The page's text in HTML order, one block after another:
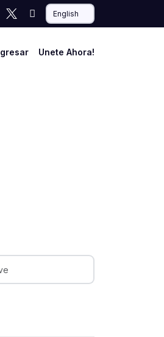
Unete Ahora!